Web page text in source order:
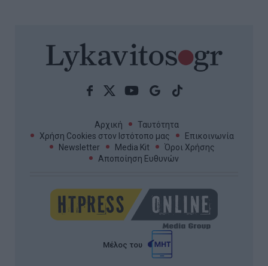
Αρχική
Ταυτότητα
Χρήση Cookies στον Ιστότοπο μας
Επικοινωνία
Newsletter
Media Kit
Όροι Χρήσης
Αποποίηση Ευθυνών
Μέλος του